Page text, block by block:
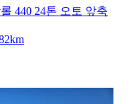
440 24톤 오토 앞축